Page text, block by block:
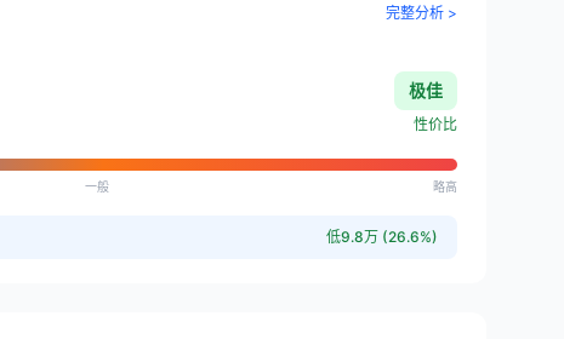
完整分析 >
极佳
性价比
一般 略高
低9.8万 (26.6%)